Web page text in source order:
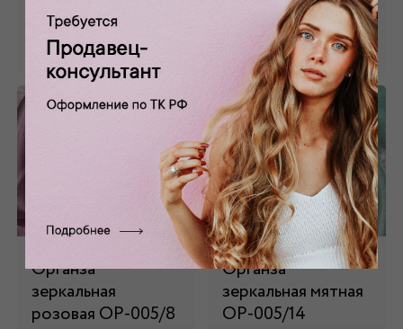
Забронировать Забронировать
Органза
зеркальная
розовая ОР-005/8
Органза
зеркальная мятная
ОР-005/14